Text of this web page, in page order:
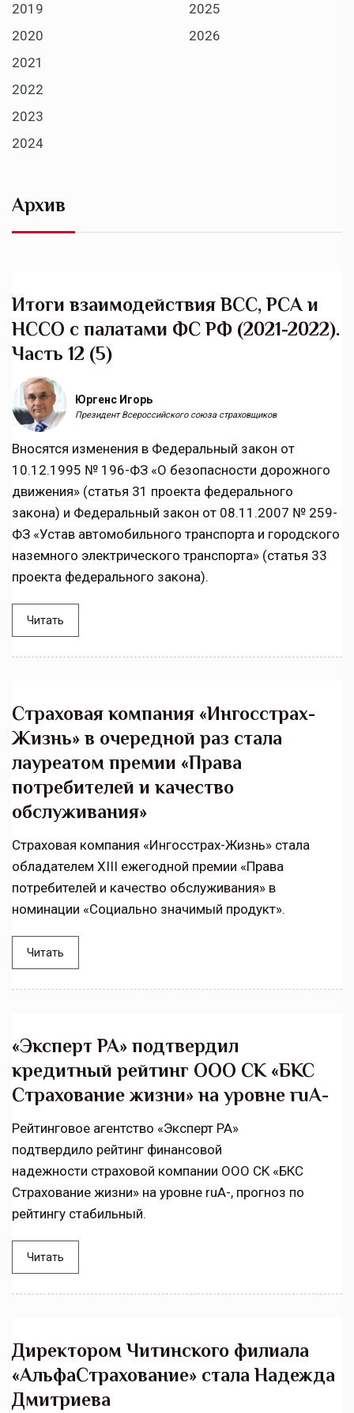
2019
2020
2021
2022
2023
2024
2025
2026
Архив
Итоги взаимодействия ВСС, РСА и
НССО с палатами ФС РФ (2021-2022).
Часть 12 (5)
Юргенс Игорь
Президент Всероссийского союза страховщиков
Вносятся изменения в Федеральный закон от
10.12.1995 № 196-ФЗ «О безопасности дорожного
движения» (статья 31 проекта федерального
закона) и Федеральный закон от 08.11.2007 № 259-
ФЗ «Устав автомобильного транспорта и городского
наземного электрического транспорта» (статья 33
проекта федерального закона).
Читать
Страховая компания «Ингосстрах-
Жизнь» в очередной раз стала
лауреатом премии «Права
потребителей и качество
обслуживания»
Страховая компания «Ингосстрах-Жизнь» стала
обладателем XIII ежегодной премии «Права
потребителей и качество обслуживания» в
номинации «Социально значимый продукт».
Читать
«Эксперт РА» подтвердил
кредитный рейтинг ООО СК «БКС
Страхование жизни» на уровне ruА-
Рейтинговое агентство «Эксперт РА»
подтвердило рейтинг финансовой
надежности страховой компании ООО СК «БКС
Страхование жизни» на уровне ruA-, прогноз по
рейтингу стабильный.
Читать
Директором Читинского филиала
«АльфаСтрахование» стала Надежда
Дмитриева